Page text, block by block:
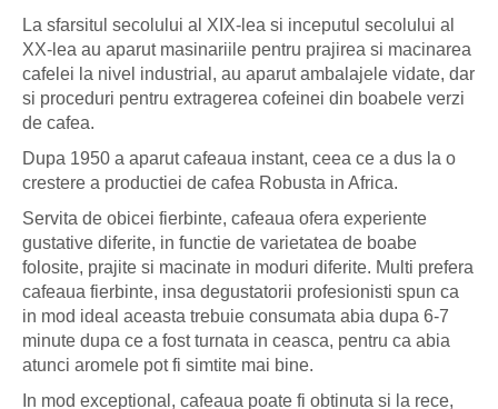
La sfarsitul secolului al XIX-lea si inceputul secolului al
XX-lea au aparut masinariile pentru prajirea si macinarea
cafelei la nivel industrial, au aparut ambalajele vidate, dar
si proceduri pentru extragerea cofeinei din boabele verzi
de cafea.
Dupa 1950 a aparut cafeaua instant, ceea ce a dus la o
crestere a productiei de cafea Robusta in Africa.
Servita de obicei fierbinte, cafeaua ofera experiente
gustative diferite, in functie de varietatea de boabe
folosite, prajite si macinate in moduri diferite. Multi prefera
cafeaua fierbinte, insa degustatorii profesionisti spun ca
in mod ideal aceasta trebuie consumata abia dupa 6-7
minute dupa ce a fost turnata in ceasca, pentru ca abia
atunci aromele pot fi simtite mai bine.
In mod exceptional, cafeaua poate fi obtinuta si la rece,